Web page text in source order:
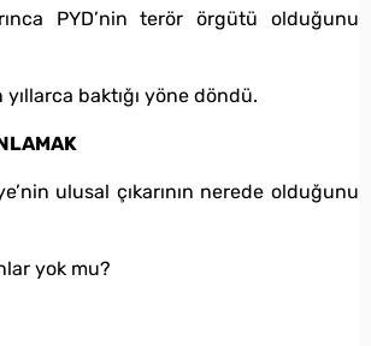
PYD’nin terör örgütü olduğunu
baktığı yöne döndü.
ulusal çıkarının nerede olduğunu
yok mu?